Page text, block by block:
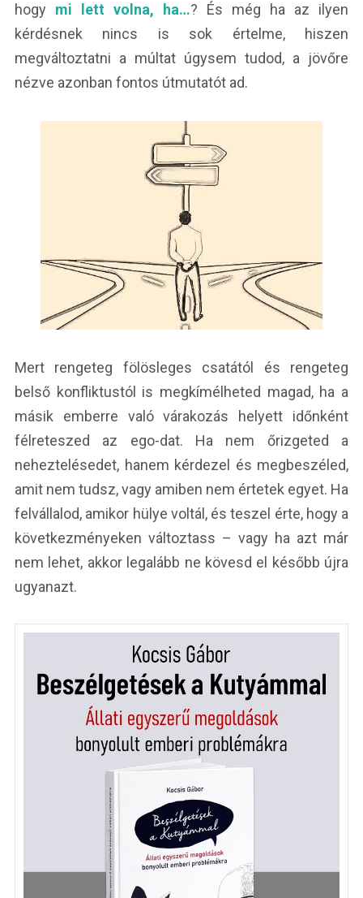
hogy mi lett volna, ha…? És még ha az ilyen
kérdésnek nincs is sok értelme, hiszen
megváltoztatni a múltat úgysem tudod, a jövőre
nézve azonban fontos útmutatót ad.
Mert rengeteg fölösleges csatától és rengeteg
belső konfliktustól is megkímélheted magad, ha a
másik emberre való várakozás helyett időnként
félreteszed az ego-dat. Ha nem őrizgeted a
neheztelésedet, hanem kérdezel és megbeszéled,
amit nem tudsz, vagy amiben nem értetek egyet. Ha
felvállalod, amikor hülye voltál, és teszel érte, hogy a
következményeken változtass – vagy ha azt már
nem lehet, akkor legalább ne kövesd el később újra
ugyanazt.